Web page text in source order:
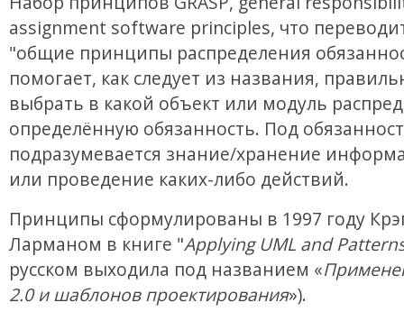
assignment software principles, что
"общие принципы распределения
помогает, как следует из названия,
выбрать в какой объект или модуль
определённую обязанность. Под
подразумевается знание/хранение
или проведение каких-либо действий.
Принципы сформулированы в 1997 году
Ларманом в книге "Applying UML and
русском выходила под названием «
2.0 и шаблонов проектирования»).